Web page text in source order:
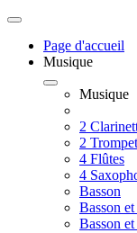
Page d'accueil
Musique
Musique
2
2
4 Flûtes
4
Basson
Basson
Basson